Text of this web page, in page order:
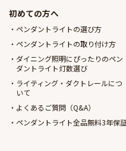
初めての方へ
ペンダントライトの選び方
ペンダントライトの取り付け方
ダイニング照明にぴったりのペン
ダントライト灯数選び
ライティング・ダクトレールにつ
いて
よくあるご質問（Q&A）
ペンダントライト全品無料3年保